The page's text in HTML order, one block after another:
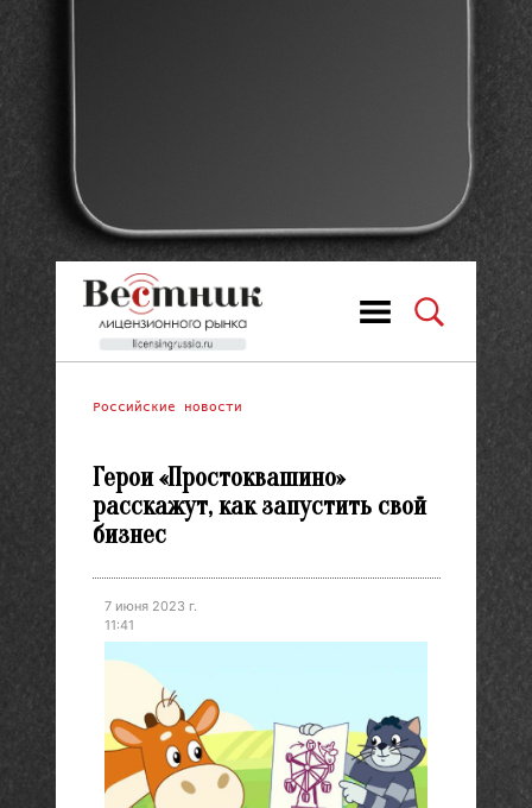
Российские новости
Герои «Простоквашино»
расскажут, как запустить свой
бизнес
7 июня 2023 г.
11:41